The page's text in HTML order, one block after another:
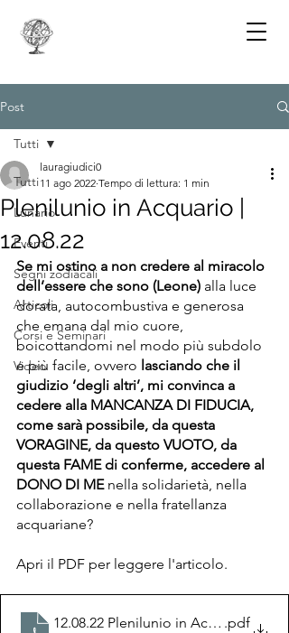
Post
Tutti
Lunario
Eventi
Segni zodiacali
Articoli
Corsi e Seminari
Video
Tutti
Plenilunio in Acquario |
12.08.22
lauragiudici0
11 ago 2022 Tempo di lettura: 1 min
Se mi ostino a non credere al miracolo
dell’essere che sono (Leone) alla luce
dorata, autocombustiva e generosa
che emana dal mio cuore,
boicottandomi nel modo più subdolo
e più facile, ovvero lasciando che il
giudizio ‘degli altri’, mi convinca a
cedere alla MANCANZA DI FIDUCIA,
come sarà possibile, da questa
VORAGINE, da questo VUOTO, da
questa FAME di conferme, accedere al
DONO DI ME nella solidarietà, nella
collaborazione e nella fratellanza
acquariane?
Apri il PDF per leggere l'articolo.
12.08.22 Plenilunio in Acquario - di
.pdf